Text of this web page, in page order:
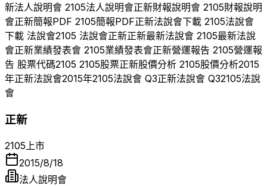
新法人說明會 2105法人說明會正新財報說明會 2105財報說明
會正新簡報PDF 2105簡報PDF正新法說會下載 2105法說會
下載 法說會2105 法說會正新正新最新法說會 2105最新法說
會正新業績發表會 2105業績發表會正新營運報告 2105營運報
告 股票代碼2105 2105股票正新股價分析 2105股價分析2015
年正新法說會2015年2105法說會 Q3正新法說會 Q32105法說
會
正新
2105 上市
2015/8/18
法人說明會